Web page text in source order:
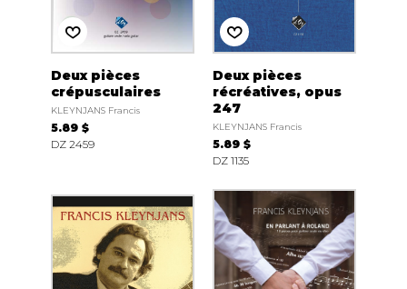
Deux pièces
crépusculaires
KLEYNJANS Francis
5.89 $
DZ 2459
Deux pièces
récréatives, opus
247
KLEYNJANS Francis
5.89 $
DZ 1135